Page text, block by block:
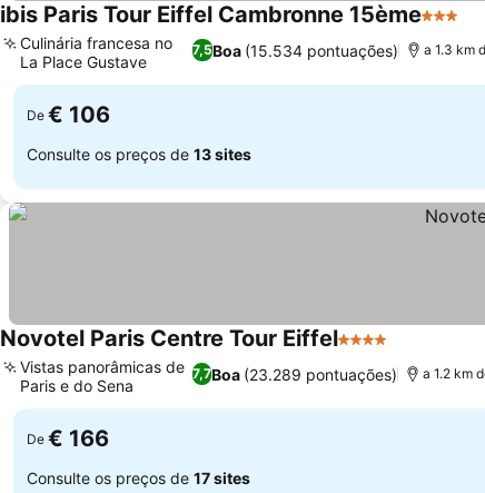
ibis Paris Tour Eiffel Cambronne 15ème3
7,5Boa (15.534 pontuações)
Culinária francesa no
La Place Gustave
a 1.3 km
De € 106
Consulte os preços de 13 sites
Novotel Paris Centre Tour Eiffel4 Estrelas
7,7Boa (23.289 pontuações)
Vistas panorâmicas de
Paris e do Sena
a 1.2 km
De € 166
Consulte os preços de 17 sites